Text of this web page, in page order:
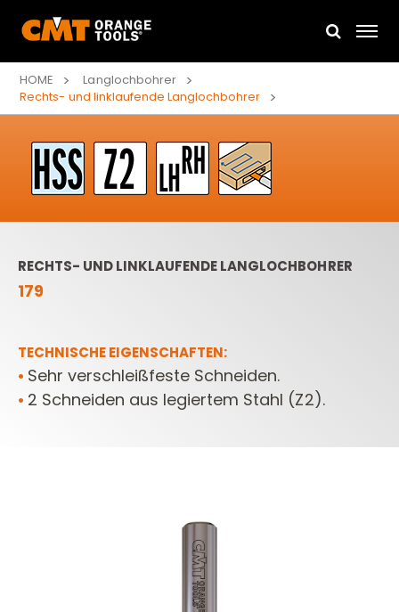
HOME
Langlochbohrer
Rechts- und linklaufende Langlochbohrer
RECHTS- UND LINKLAUFENDE LANGLOCHBOHRER
179
TECHNISCHE EIGENSCHAFTEN:
• Sehr verschleißfeste Schneiden.
• 2 Schneiden aus legiertem Stahl (Z2).